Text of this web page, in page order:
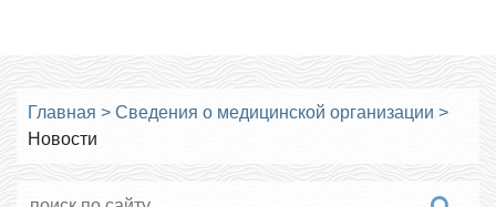
Главная > Сведения о медицинской организации >
Новости